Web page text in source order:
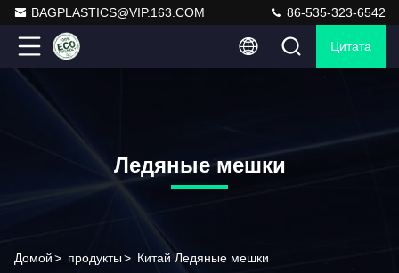
BAGPLASTICS@VIP.163.COM 86-535-323-6542
Цитата
Ледяные мешки
Домой> продукты> Китай Ледяные мешки